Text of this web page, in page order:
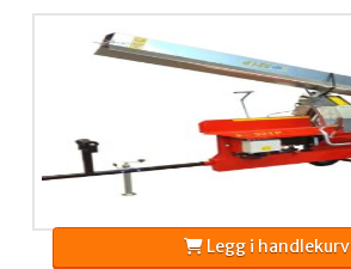
Legg i handlekurv